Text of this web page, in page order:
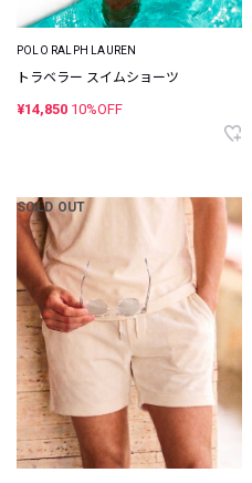
POLO RALPH LAUREN
トラベラー スイムショーツ
¥14,850 10%OFF
SOLD OUT